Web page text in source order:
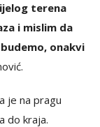
terena
i mislim da
onakvi
je na pragu
do kraja.